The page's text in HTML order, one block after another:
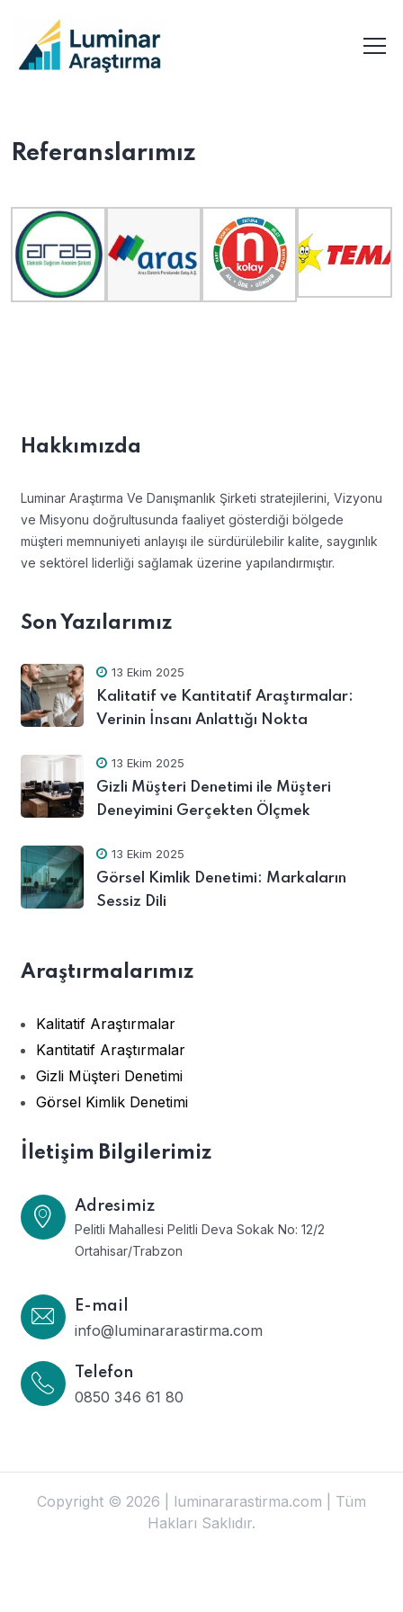
Referanslarımız
Hakkımızda
Luminar Araştırma Ve Danışmanlık Şirketi stratejilerini, Vizyonu
ve Misyonu doğrultusunda faaliyet gösterdiği bölgede
müşteri memnuniyeti anlayışı ile sürdürülebilir kalite, saygınlık
ve sektörel liderliği sağlamak üzerine yapılandırmıştır.
Son Yazılarımız
13 Ekim 2025
Kalitatif ve Kantitatif Araştırmalar:
Verinin İnsanı Anlattığı Nokta
13 Ekim 2025
Gizli Müşteri Denetimi ile Müşteri
Deneyimini Gerçekten Ölçmek
13 Ekim 2025
Görsel Kimlik Denetimi: Markaların
Sessiz Dili
Araştırmalarımız
Kalitatif Araştırmalar
Kantitatif Araştırmalar
Gizli Müşteri Denetimi
Görsel Kimlik Denetimi
İletişim Bilgilerimiz
Adresimiz
Pelitli Mahallesi Pelitli Deva Sokak No: 12/2
Ortahisar/Trabzon
E-mail
info@luminararastirma.com
Telefon
0850 346 61 80
Copyright © 2026 | luminararastirma.com | Tüm
Hakları Saklıdır.